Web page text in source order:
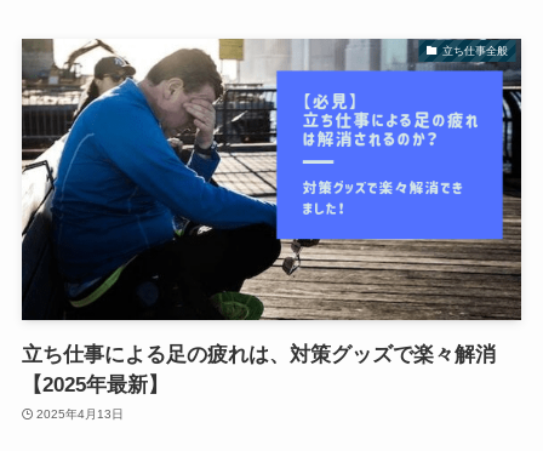
立ち仕事全般
立ち仕事による足の疲れは、対策グッズで楽々解消
【2025年最新】
2025年4月13日